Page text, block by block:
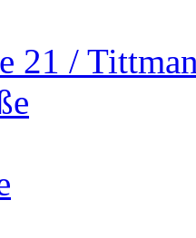
21 /